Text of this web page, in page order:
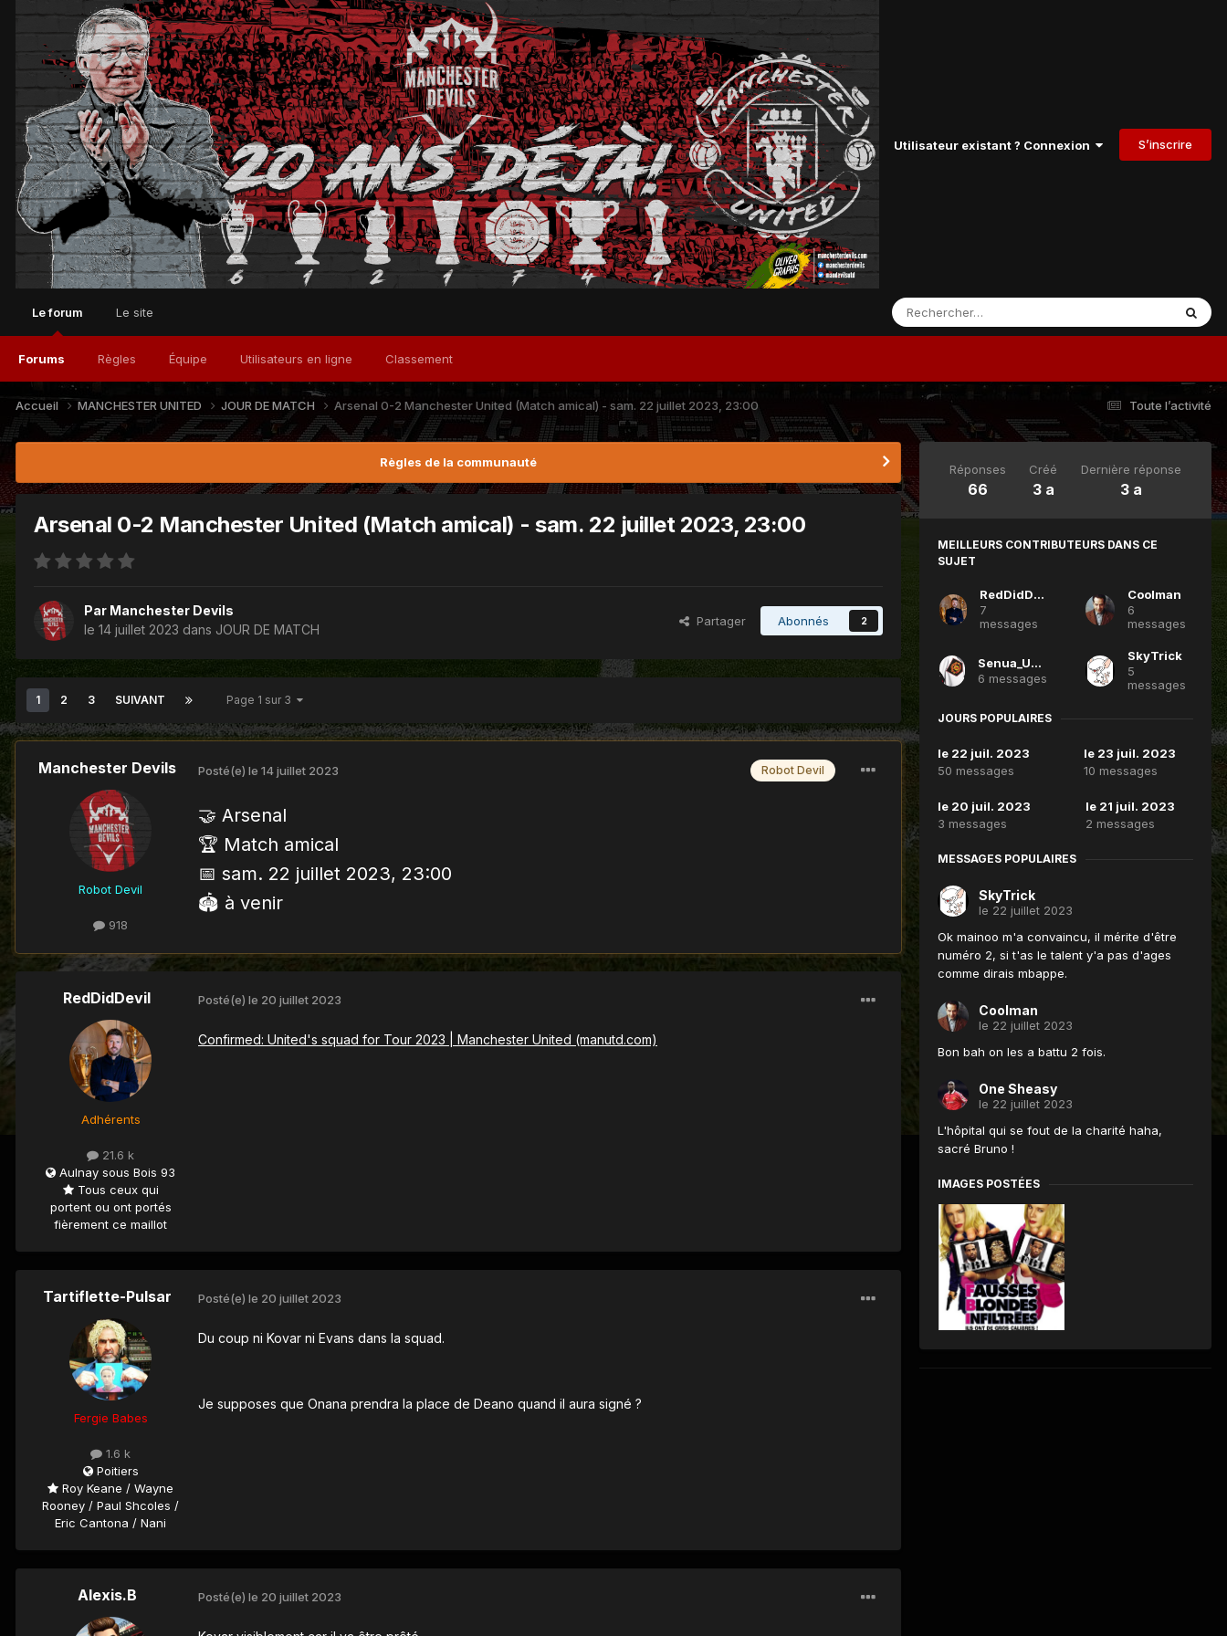
Utilisateur existant ? Connexion S’inscrire
Le forum
Forums Règles Équipe Utilisateurs en ligne Classement
Le site
Toute l’activité
Accueil MANCHESTER UNITED JOUR DE MATCH Arsenal 0-2 Manchester United (Match amical) - sam. 22 juillet 2023, 23:00
Règles de la communauté
Arsenal 0-2 Manchester United (Match amical) - sam. 22 juillet 2023, 23:00
Par Manchester Devils
le 14 juillet 2023 dans JOUR DE MATCH
Partager Abonnés 2
1 2 3 SUIVANT Page 1 sur 3
Manchester Devils
Robot Devil
918
Robot Devil
Posté(e) le 14 juillet 2023
🤝 Arsenal
🏆 Match amical
📅 sam. 22 juillet 2023, 23:00
🏟 à venir
RedDidDevil
Adhérents
21.6 k
Aulnay sous Bois 93
Tous ceux qui
portent ou ont portés
fièrement ce maillot
Posté(e) le 20 juillet 2023
Confirmed: United's squad for Tour 2023 | Manchester United (manutd.com)
Tartiflette-Pulsar
Fergie Babes
1.6 k
Poitiers
Roy Keane / Wayne
Rooney / Paul Shcoles /
Eric Cantona / Nani
Posté(e) le 20 juillet 2023
Du coup ni Kovar ni Evans dans la squad.
Je supposes que Onana prendra la place de Deano quand il aura signé ?
Alexis.B Posté(e) le 20 juillet 2023
Réponses
66
Créé
3 a
Dernière réponse
3 a
MEILLEURS CONTRIBUTEURS DANS CE
SUJET
RedDidDevil
7
messages
Coolman
6
messages
Senua_United
6 messages
SkyTrick
5
messages
JOURS POPULAIRES
le 22 juil. 2023
50 messages
le 23 juil. 2023
10 messages
le 20 juil. 2023
3 messages
le 21 juil. 2023
2 messages
MESSAGES POPULAIRES
SkyTrick
le 22 juillet 2023
Ok mainoo m'a convaincu, il mérite d'être
numéro 2, si t'as le talent y'a pas d'ages
comme dirais mbappe.
Coolman
le 22 juillet 2023
Bon bah on les a battu 2 fois.
One Sheasy
le 22 juillet 2023
L'hôpital qui se fout de la charité haha,
sacré Bruno !
IMAGES POSTÉES